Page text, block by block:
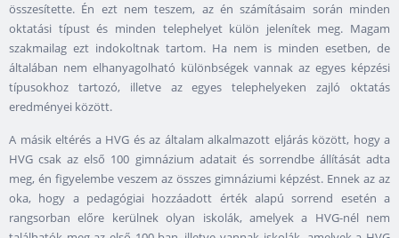
összesítette. Én ezt nem teszem, az én számításaim során minden
oktatási típust és minden telephelyet külön jelenítek meg. Magam
szakmailag ezt indokoltnak tartom. Ha nem is minden esetben, de
általában nem elhanyagolható különbségek vannak az egyes képzési
típusokhoz tartozó, illetve az egyes telephelyeken zajló oktatás
eredményei között.
A másik eltérés a HVG és az általam alkalmazott eljárás között, hogy a
HVG csak az első 100 gimnázium adatait és sorrendbe állítását adta
meg, én figyelembe veszem az összes gimnáziumi képzést. Ennek az az
oka, hogy a pedagógiai hozzáadott érték alapú sorrend esetén a
rangsorban előre kerülnek olyan iskolák, amelyek a HVG-nél nem